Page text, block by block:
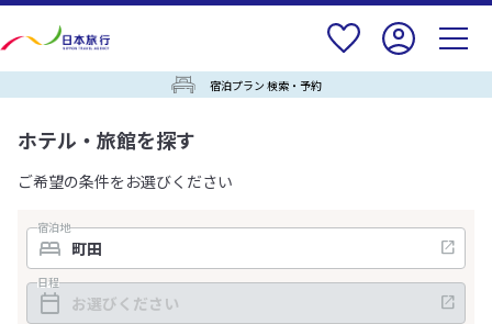
宿泊プラン 検索・予約
ホテル・旅館を探す
ご希望の条件をお選びください
宿泊地
日程